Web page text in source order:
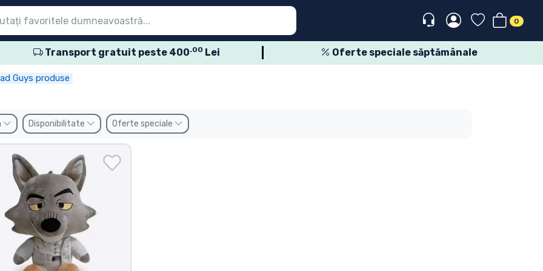
0
Transport gratuit peste 400.00 Lei Oferte speciale săptămânale
Guys produse
Disponibilitate Oferte speciale
seriale
de film
de desene
anime
gamer
sportive
muzicale